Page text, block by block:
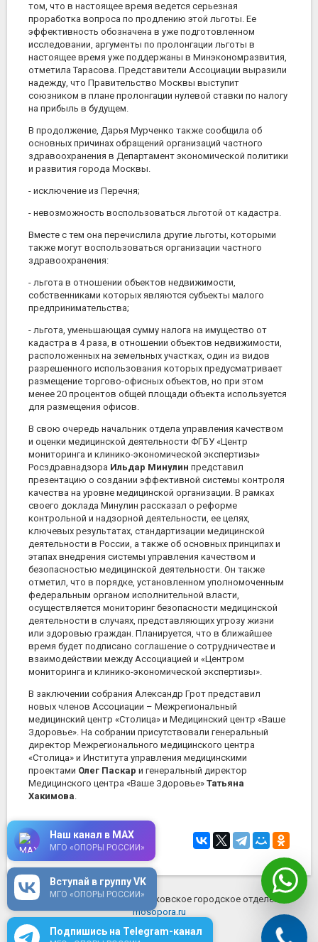
том, что в настоящее время ведется серьезная
проработка вопроса по продлению этой льготы. Ее
эффективность обозначена в уже подготовленном
исследовании, аргументы по пролонгации льготы в
настоящее время уже поддержаны в Минэкономразвития,
отметила Тарасова. Представители Ассоциации выразили
надежду, что Правительство Москвы выступит
союзником в плане пролонгации нулевой ставки по налогу
на прибыль в будущем.
В продолжение, Дарья Мурченко также сообщила об
основных причинах обращений организаций частного
здравоохранения в Департамент экономической политики
и развития города Москвы.
- исключение из Перечня;
- невозможность воспользоваться льготой от кадастра.
Вместе с тем она перечислила другие льготы, которыми
также могут воспользоваться организации частного
здравоохранения:
- льгота в отношении объектов недвижимости,
собственниками которых являются субъекты малого
предпринимательства;
- льгота, уменьшающая сумму налога на имущество от
кадастра в 4 раза, в отношении объектов недвижимости,
расположенных на земельных участках, один из видов
разрешенного использования которых предусматривает
размещение торгово-офисных объектов, но при этом
менее 20 процентов общей площади объекта используется
для размещения офисов.
В свою очередь начальник отдела управления качеством
и оценки медицинской деятельности ФГБУ «Центр
мониторинга и клинико-экономической экспертизы»
Росздравнадзора Ильдар Минулин представил
презентацию о создании эффективной системы контроля
качества на уровне медицинской организации. В рамках
своего доклада Минулин рассказал о реформе
контрольной и надзорной деятельности, ее целях,
ключевых результатах, стандартизации медицинской
деятельности в России, а также об основных принципах и
этапах внедрения системы управления качеством и
безопасностью медицинской деятельности. Он также
отметил, что в порядке, установленном уполномоченным
федеральным органом исполнительной власти,
осуществляется мониторинг безопасности медицинской
деятельности в случаях, представляющих угрозу жизни
или здоровью граждан. Планируется, что в ближайшее
время будет подписано соглашение о сотрудничестве и
взаимодействии между Ассоциацией и «Центром
мониторинга и клинико-экономической экспертизы».
В заключении собрания Александр Грот представил
новых членов Ассоциации – Межрегиональный
медицинский центр «Столица» и Медицинский центр «Ваше
Здоровье». На собрании присутствовали генеральный
директор Межрегионального медицинского центра
«Столица» и Института управления медицинскими
проектами Олег Паскар и генеральный директор
Медицинского центра «Ваше Здоровье» Татьяна
Хакимова.
21 сентября 2018в 12:19
© 2026 ОПОРА РОССИИ - Московское городское отделение
mosopora.ru
Подпишись на Telegram-канал
Вступай в группу VK
МГО «ОПОРЫ РОССИИ»
Наш канал в MAX
МГО «ОПОРЫ РОССИИ»